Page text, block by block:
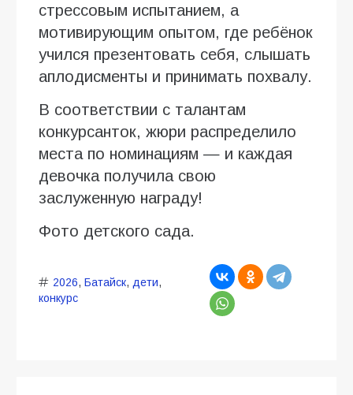
стрессовым испытанием, а
мотивирующим опытом, где ребёнок
учился презентовать себя, слышать
аплодисменты и принимать похвалу.
В соответствии с талантам
конкурсанток, жюри распределило
места по номинациям — и каждая
девочка получила свою
заслуженную награду!
Фото детского сада.
2026, Батайск, дети,
конкурс